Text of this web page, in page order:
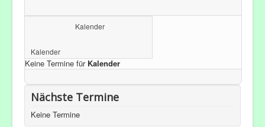
Kalender
Kalender
Keine Termine für Kalender
Nächste Termine
Keine Termine